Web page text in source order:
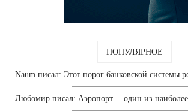
ПОПУЛЯРНОЕ
Naum писал: Этот порог банковской системы
Любомир писал: Аэропорт— один из